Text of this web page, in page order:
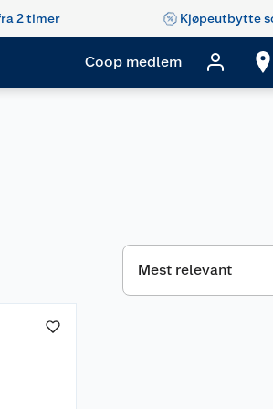
2 timer Kjøpeutbytte
Coop medlem